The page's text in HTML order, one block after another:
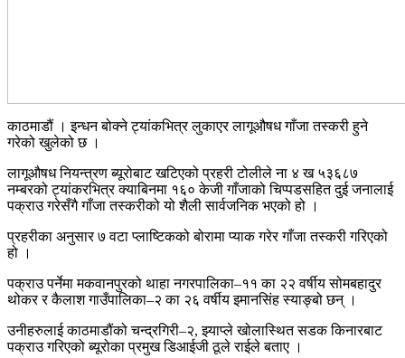
काठमाडौं । इन्धन बोक्ने ट्यांकभित्र लुकाएर लागूऔषध गाँजा तस्करी हुने
गरेको खुलेको छ ।
लागूऔषध नियन्त्रण ब्यूरोबाट खटिएको प्रहरी टोलीले ना ४ ख ५३६८७
नम्बरको ट्यांकरभित्र क्याबिनमा १६० केजी गाँजाको चिप्पडसहित दुई जनालाई
पक्राउ गरेसँगै गाँजा तस्करीको यो शैली सार्वजनिक भएको हो ।
प्रहरीका अनुसार ७ वटा प्लाष्टिकको बोरामा प्याक गरेर गाँजा तस्करी गरिएको
हो ।
पक्राउ पर्नेमा मकवानपुरको थाहा नगरपालिका–११ का २२ वर्षीय सोमबहादुर
थोकर र कैलाश गाउँपालिका–२ का २६ वर्षीय इमानसिंह स्याङ्बो छन् ।
उनीहरुलाई काठमाडौंको चन्द्रगिरी–२, झ्याप्ले खोलास्थित सडक किनारबाट
पक्राउ गरिएको ब्यूरोका प्रमुख डिआईजी ठूले राईले बताए ।